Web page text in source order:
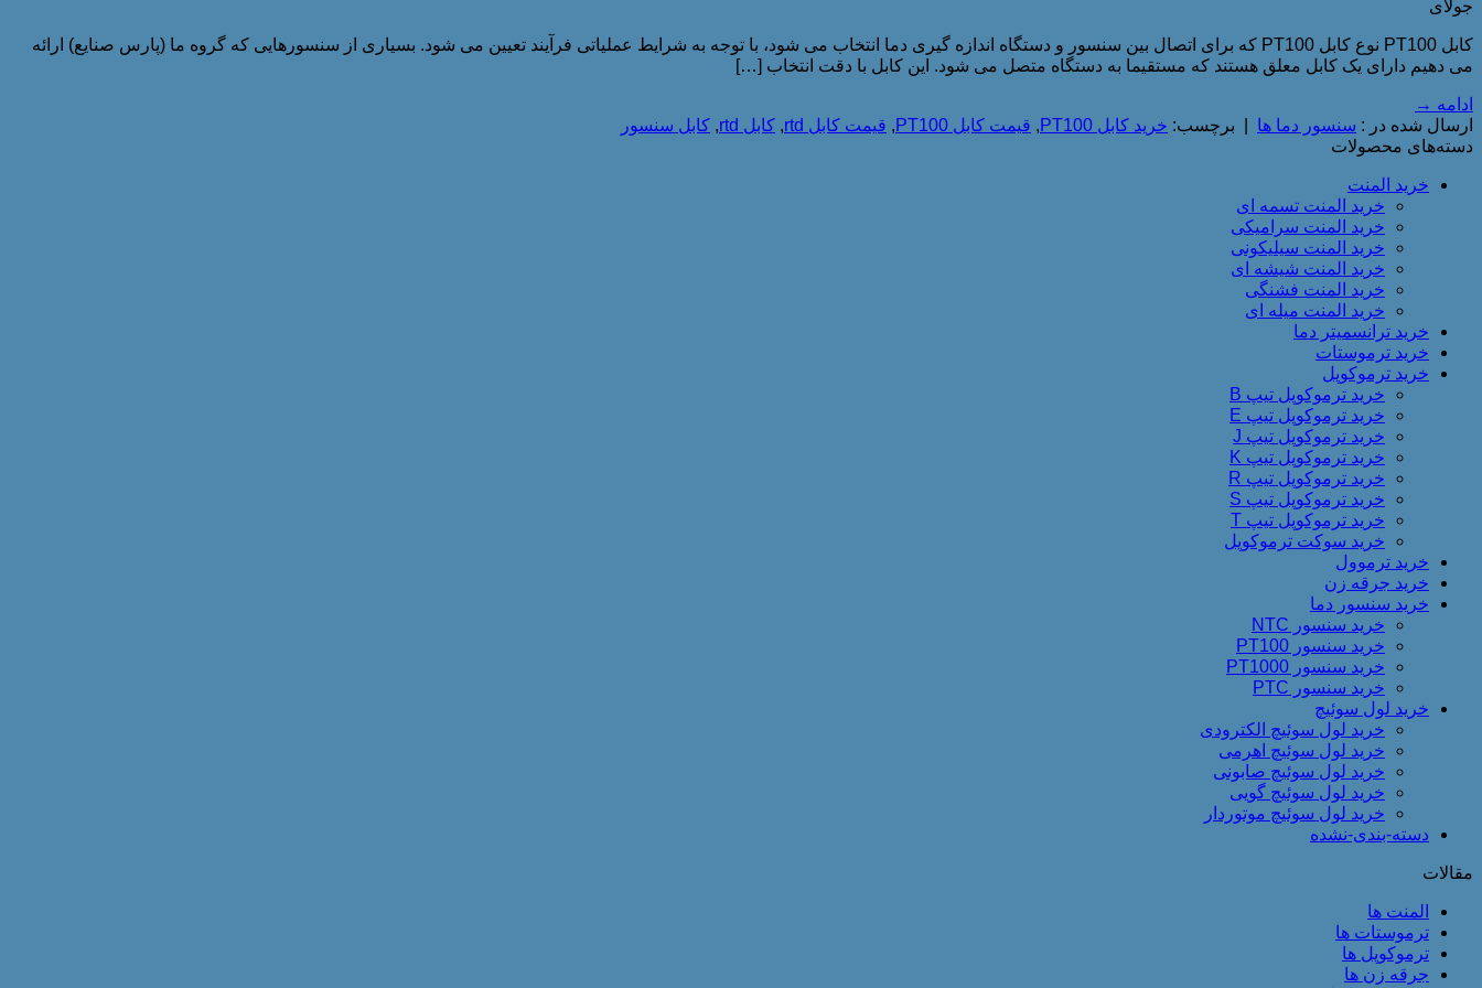
جولای
کابل PT100 نوع کابل PT100 که برای اتصال بین سنسور و دستگاه اندازه گیری دما انتخاب می‌ شود، با توجه به شرایط عملیاتی فرآیند تعیین می شود. بسیاری از سنسورهایی که گروه ما (پارس صنایع) ارائه
می دهیم دارای یک کابل معلق هستند که مستقیما به دستگاه متصل می شود. این کابل با دقت انتخاب […]
ادامه →
ارسال شده در : سنسور دما ها برچسب: خرید کابل PT100 , قیمت کابل PT100 , قیمت کابل rtd , کابل rtd , کابل سنسور
دسته‌های محصولات
خرید المنت
خرید المنت تسمه ای
خرید المنت سرامیکی
خرید المنت سیلیکونی
خرید المنت شیشه ای
خرید المنت فشنگی
خرید المنت میله ای
خرید ترانسمیتر دما
خرید ترموستات
خرید ترموکوپل
خرید ترموکوپل تیپ B
خرید ترموکوپل تیپ E
خرید ترموکوپل تیپ J
خرید ترموکوپل تیپ K
خرید ترموکوپل تیپ R
خرید ترموکوپل تیپ S
خرید ترموکوپل تیپ T
خرید سوکت ترموکوپل
خرید ترموول
خرید جرقه زن
خرید سنسور دما
خرید سنسور NTC
خرید سنسور PT100
خرید سنسور PT1000
خرید سنسور PTC
خرید لول سوئیچ
خرید لول سوئیچ الکترودی
خرید لول سوئیچ اهرمی
خرید لول سوئیچ صابونی
خرید لول سوئیچ گویی
خرید لول سوئیچ موتوردار
دسته-بندی-نشده
مقالات
المنت ها
ترموستات ها
ترموکوپل ها
جرقه زن ها